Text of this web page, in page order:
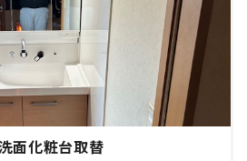
面化粧台取替